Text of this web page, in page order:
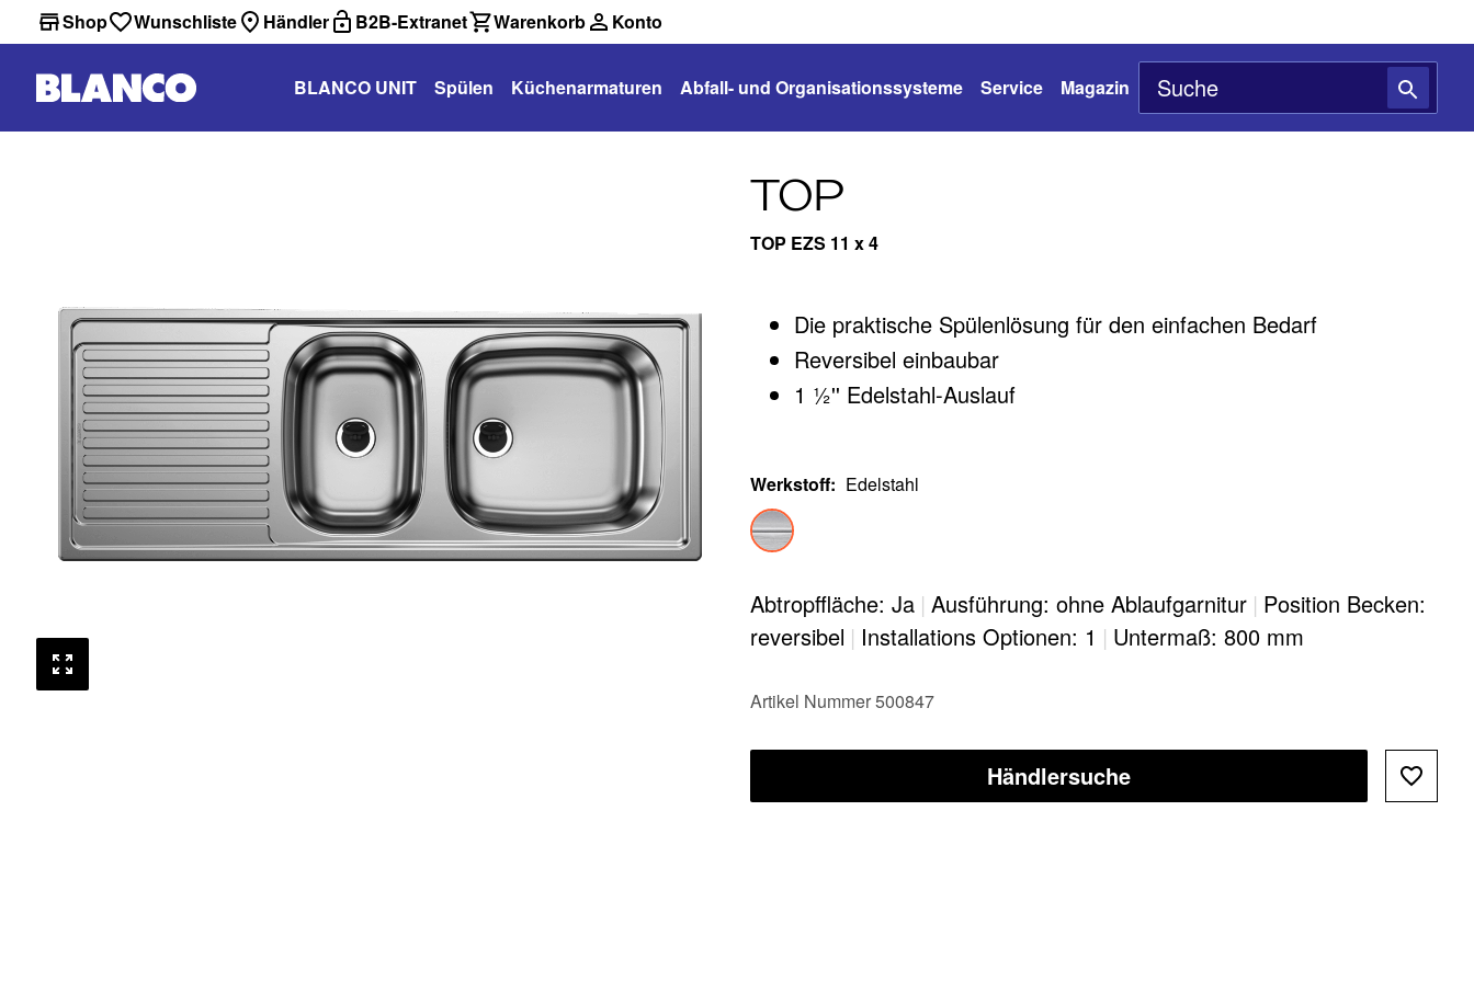
Shop Wunschliste Händler B2B-Extranet Warenkorb Konto
BLANCO UNIT Spülen Küchenarmaturen Abfall- und Organisationssysteme Service Magazin
TOP
TOP EZS 11 x 4
Die praktische Spülenlösung für den einfachen Bedarf
Reversibel einbaubar
1 ½'' Edelstahl-Auslauf
Werkstoff: Edelstahl
Abtropffläche: Ja | Ausführung: ohne Ablaufgarnitur | Position Becken:
reversibel | Installations Optionen: 1 | Untermaß: 800 mm
Artikel Nummer 500847
Händlersuche